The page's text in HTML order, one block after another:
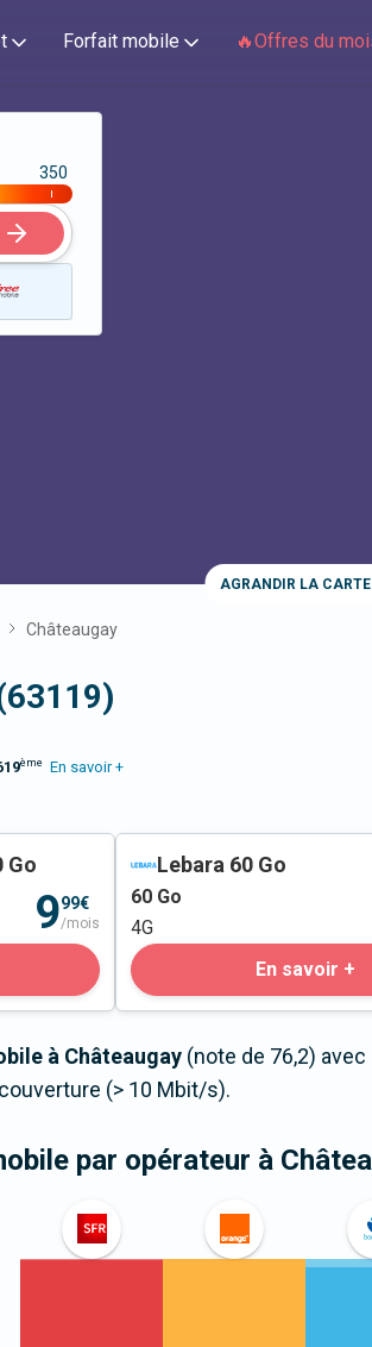
Forfait mobile 🔥Offres du
|
350
AGRANDIR LA CARTE
Châteaugay
ème En savoir +
Go
999€
/mois
Lebara 60 Go
60 Go
4G
En savoir +
à Châteaugay (note de 76,2)
(> 10 Mbit/s).
par opérateur à